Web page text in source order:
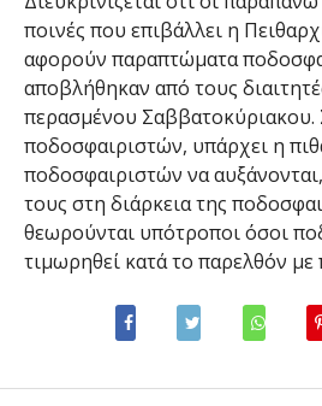
ποινές που επιβάλλει η
αφορούν παραπτώματα
αποβλήθηκαν από τους
περασμένου Σαββατοκύριακου.
ποδοσφαιριστών, υπάρχει η
ποδοσφαιριστών να
τους στη διάρκεια της
θεωρούνται υπότροποι όσοι
τιμωρηθεί κατά το παρελθόν με